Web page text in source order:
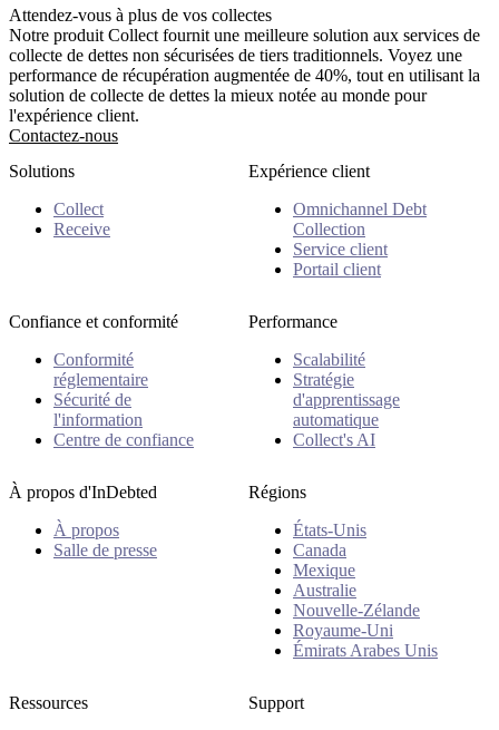
Attendez-vous à plus de vos collectes
Notre produit Collect fournit une meilleure solution aux services de
collecte de dettes non sécurisées de tiers traditionnels. Voyez une
performance de récupération augmentée de 40%, tout en utilisant la
solution de collecte de dettes la mieux notée au monde pour
l'expérience client.
Contactez-nous
Solutions
Collect
Receive
Expérience client
Omnichannel Debt
Collection
Service client
Portail client
Confiance et conformité
Conformité
réglementaire
Sécurité de
l'information
Centre de confiance
Performance
Scalabilité
Stratégie
d'apprentissage
automatique
Collect's AI
À propos d'InDebted
À propos
Salle de presse
Régions
États-Unis
Canada
Mexique
Australie
Nouvelle-Zélande
Royaume-Uni
Émirats Arabes Unis
Ressources
Support